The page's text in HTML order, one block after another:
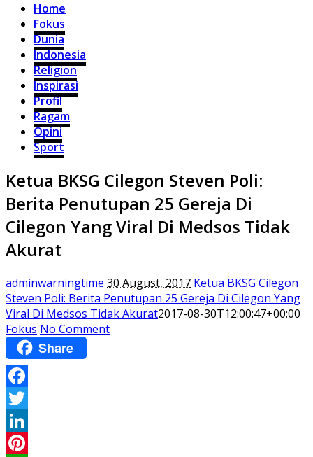
Home
Fokus
Dunia
Indonesia
Religion
Inspirasi
Profil
Ragam
Opini
Sport
Ketua BKSG Cilegon Steven Poli:
Berita Penutupan 25 Gereja Di
Cilegon Yang Viral Di Medsos Tidak
Akurat
adminwarningtime 30 August, 2017 Ketua BKSG Cilegon
Steven Poli: Berita Penutupan 25 Gereja Di Cilegon Yang
Viral Di Medsos Tidak Akurat2017-08-30T12:00:47+00:00
Fokus No Comment
Share
Facebook
Twitter
LinkedIn